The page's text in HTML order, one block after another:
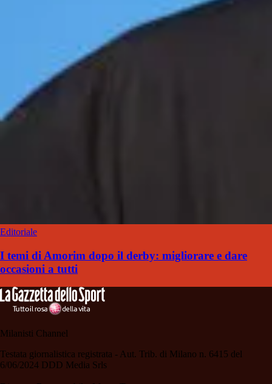
Editoriale
I temi di Amorim dopo il derby: migliorare e dare
occasioni a tutti
Milanisti Channel
Testata giornalistica registrata - Aut. Trib. di Milano n. 6415 del
6/06/2024 DDD Media Srls